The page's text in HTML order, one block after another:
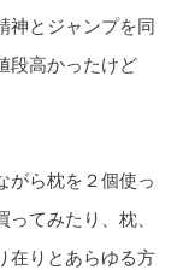
神とジャンプを同
段高かったけど
がら枕を２個使っ
てみたり、枕、
在りとあらゆる方